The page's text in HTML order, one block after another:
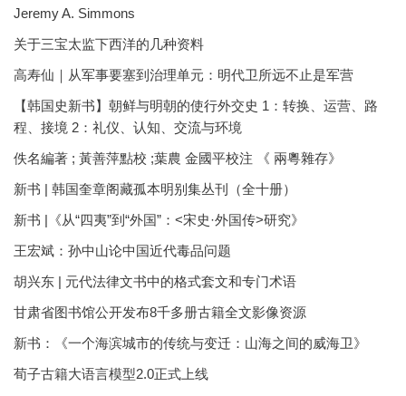
Jeremy A. Simmons
关于三宝太监下西洋的几种资料
高寿仙｜从军事要塞到治理单元：明代卫所远不止是军营
【韩国史新书】朝鲜与明朝的使行外交史 1：转换、运营、路
程、接境 2：礼仪、认知、交流与环境
佚名編著 ; 黃善萍點校 ;葉農 金國平校注 《 兩粵雜存》
新书 | 韩国奎章阁藏孤本明别集丛刊（全十册）
新书 |《从“四夷”到“外国”：<宋史·外国传>研究》
王宏斌：孙中山论中国近代毒品问题
胡兴东 | 元代法律文书中的格式套文和专门术语
甘肃省图书馆公开发布8千多册古籍全文影像资源
新书：《一个海滨城市的传统与变迁：山海之间的威海卫》
荀子古籍大语言模型2.0正式上线